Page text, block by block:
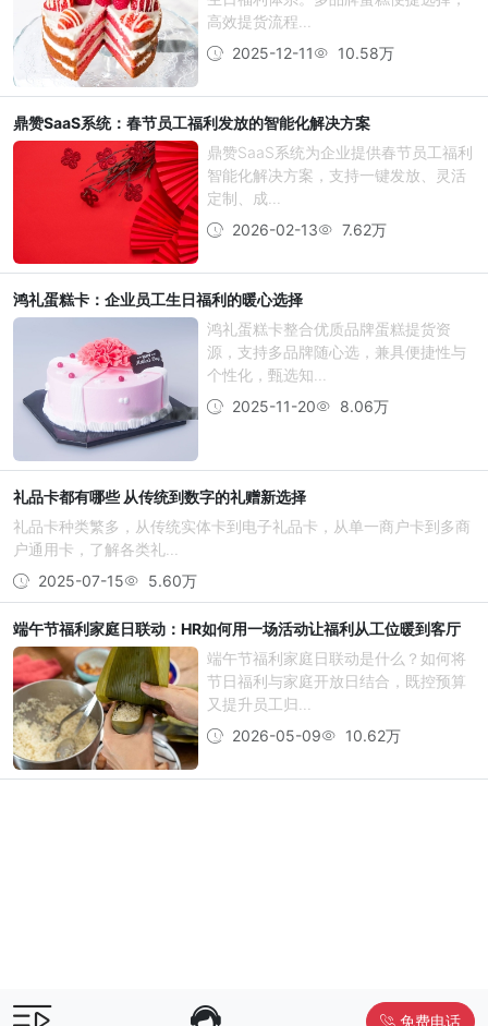
高效提货流程...
2025-12-11
10.58万
鼎赞SaaS系统：春节员工福利发放的智能化解决方案
鼎赞SaaS系统为企业提供春节员工福利
智能化解决方案，支持一键发放、灵活
定制、成...
2026-02-13
7.62万
鸿礼蛋糕卡：企业员工生日福利的暖心选择
鸿礼蛋糕卡整合优质品牌蛋糕提货资
源，支持多品牌随心选，兼具便捷性与
个性化，甄选知...
2025-11-20
8.06万
礼品卡都有哪些 从传统到数字的礼赠新选择
礼品卡种类繁多，从传统实体卡到电子礼品卡，从单一商户卡到多商
户通用卡，了解各类礼...
2025-07-15
5.60万
端午节福利家庭日联动：HR如何用一场活动让福利从工位暖到客厅
端午节福利家庭日联动是什么？如何将
节日福利与家庭开放日结合，既控预算
又提升员工归...
2026-05-09
10.62万
免费电话